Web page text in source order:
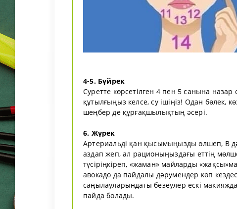
4-5. Бүйрек
Суретте көрсетілген 4 пен 5 санына
құтылғыңыз келсе, су ішіңіз! Одан бөлек,
шеңбер де құрғақшылықтың әсері.
6. Жүрек
Артериальді қан қысымыңызды өлшеп, В
аздап жеп, ал рационыңыздағы еттің
түсіріңкіреп, «жаман» майларды
авокадо да пайдалы дәрумендер көп
саңылауларындағы безеулер ескі
пайда болады.